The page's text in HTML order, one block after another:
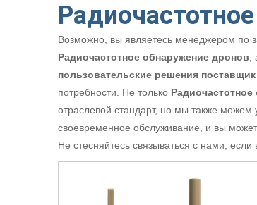
Возможно, вы являетесь менеджером по
Радиочастотное обнаружение дронов ,
пользовательские решения поставщик
потребности. Не только
отраслевой стандарт, но мы также можем
своевременное обслуживание, и вы
Не стесняйтесь связываться с нами,